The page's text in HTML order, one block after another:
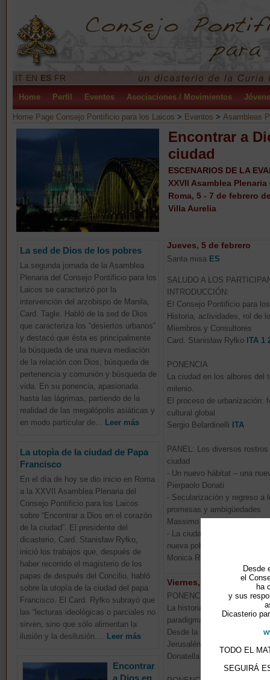
IT EN ES FR
Home Perfil Eventos Asociaciones / Movimientos
Home Page Consejo Pontificio para los Laicos > Eventos > Asambleas
­­­­­­­­Encontrar a
ciudad
ESCENARIOS DE LA
XXVII Asamblea
Roma, 5 - 7 de febrero
Villa Aurelia
La sed de Dios de los pobres
La segunda jornada de la Asamblea
Plenaria del Consejo Pontificio para los
Laicos se caracterizó por la
intervención del arzobispo de Manila,
Card. Tagle. Habló de la sed de Dios
que caracteriza los “desiertos urbanos”
y destacó que ésta es principalmente
la búsqueda de una nueva mediación
de la relación con Dios, búsqueda de
pertenencia y comunión y búsqueda de
vida. En su ponencia, apasionada
hasta las lágrimas, partiendo de la
realidad de las megalópolis asiáticas y
en modo particular de... Leer más
La utopìa de la ciudad de Papa
Francisco
En el día de hoy se dio inicio en Roma
a la XXVII Asamblea Plenaria del
Consejo Pontificio para los Laicos
sobre “Encontrar a Dios en el corazón
de la ciudad”. El presidente del
dicasterio, Card. Stanisław Ryłko,
inició los trabajos que, después de
haber recorrido el magisterio de los
papas de después del Concilio, habló
sobre la utopía de la ciudad del papa
Francisco. El Card. Ryłko subrayó que
las “lecturas ideológicas o parciales no
sirven, sino que sólo alimentan la
ilusión y la desilusión.... Leer más
Encontrar
a Dios en
Jueves, 5 de febrero
Santa misa ES
SALUDO A LOS
INTRODUCCIÓN:
El Consejo Pontificio para
Historia, actividades, rol de
Miembros y Consultores
Card. Stanisław Ryłko ITA 1
PONENCIA
La ciudad en los albores del
milenio.
El proceso de urbanización:
cultural global
Sergio Belardinelli ITA
PANEL: Los diversos
ciudad
- Un nuevo hábitat – una
Pierpaolo Donati
- Secularización y regreso a
promesas y ambigüedades
Massimo Introvigne
- La ciudad entre
nueva pobreza
Monica Ruffa
Viernes, 6 de febrero
PONENCIA
La historia de la salvación y
paradigma de la ciudad.
Desde la Babel del Génesis
Jerusalén del Apocalipsis
Donatella Scaiola
Desde
el
ha
y sus
Dicasterio
TODO EL
SEGUIRÁ